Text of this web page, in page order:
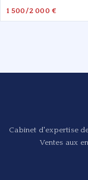
1 500/2 000 €
Cabinet d'expertise
Ventes aux